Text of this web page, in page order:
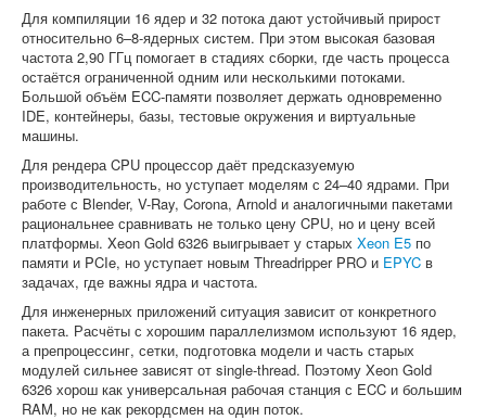
Для компиляции 16 ядер и 32 потока дают устойчивый прирост
относительно 6–8-ядерных систем. При этом высокая базовая
частота 2,90 ГГц помогает в стадиях сборки, где часть процесса
остаётся ограниченной одним или несколькими потоками.
Большой объём ECC-памяти позволяет держать одновременно
IDE, контейнеры, базы, тестовые окружения и виртуальные
машины.
Для рендера CPU процессор даёт предсказуемую
производительность, но уступает моделям с 24–40 ядрами. При
работе с Blender, V-Ray, Corona, Arnold и аналогичными пакетами
рациональнее сравнивать не только цену CPU, но и цену всей
платформы. Xeon Gold 6326 выигрывает у старых Xeon E5 по
памяти и PCIe, но уступает новым Threadripper PRO и EPYC в
задачах, где важны ядра и частота.
Для инженерных приложений ситуация зависит от конкретного
пакета. Расчёты с хорошим параллелизмом используют 16 ядер,
а препроцессинг, сетки, подготовка модели и часть старых
модулей сильнее зависят от single-thread. Поэтому Xeon Gold
6326 хорош как универсальная рабочая станция с ECC и большим
RAM, но не как рекордсмен на один поток.